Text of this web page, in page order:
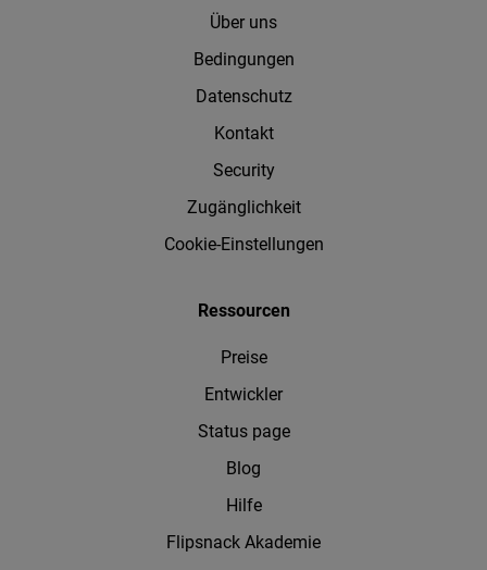
Über uns
Bedingungen
Datenschutz
Kontakt
Security
Zugänglichkeit
Cookie-Einstellungen
Ressourcen
Preise
Entwickler
Status page
Blog
Hilfe
Flipsnack Akademie